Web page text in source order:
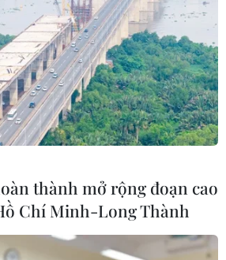
thành mở rộng đoạn cao
Chí Minh-Long Thành